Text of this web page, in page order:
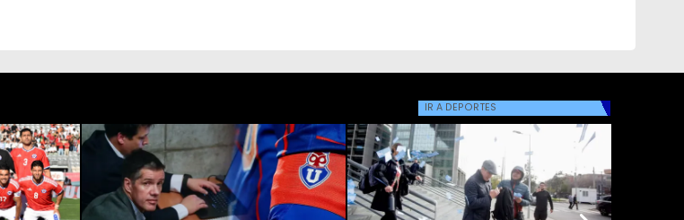
IR A DEPORTES